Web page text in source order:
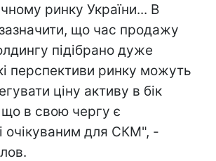
ринку України... В
що час продажу
підібрано дуже
перспективи ринку можуть
ціну активу в бік
в свою чергу є
очікуваним для СКМ", -